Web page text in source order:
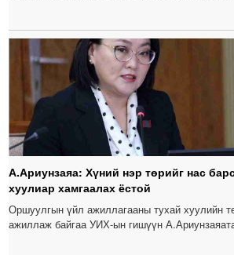
А.Ариунзаяа: Хүний нэр төрийг нас
хуулиар хамгаалах ёстой
Оршуулгын үйл ажиллагааны тухай хуулийн
ажиллаж байгаа УИХ-ын гишүүн